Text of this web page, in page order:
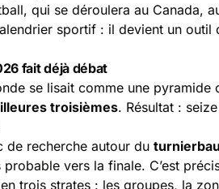
qui se déroulera au Canada,
sportif : il devient un
fait déjà débat
se lisait comme une
troisièmes. Résultat :
de recherche autour du
vers la finale. C’est
trois strates : les groupes, la